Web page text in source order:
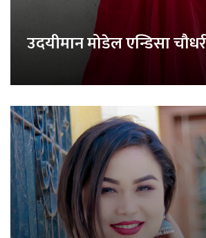
उदयीमान मोडेल एन्डिसा